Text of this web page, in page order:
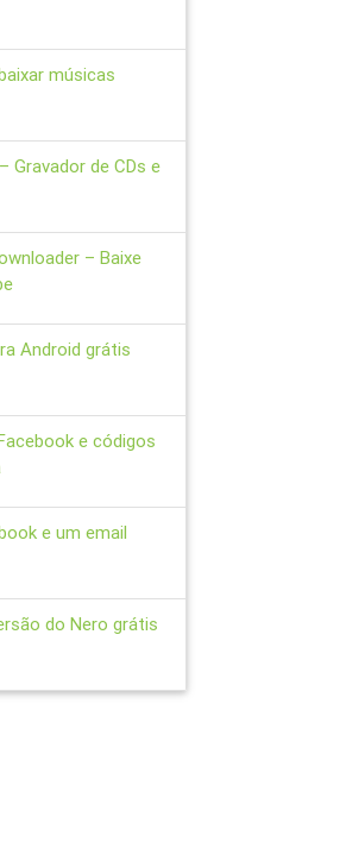
músicas
Gravador de CDs e
– Baixe
Android grátis
e códigos
e um email
do Nero grátis